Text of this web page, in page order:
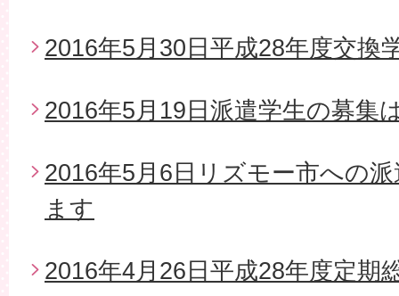
2016年5月30日平成28年度交換
2016年5月19日派遣学生の募集
2016年5月6日リズモー市への
ます
2016年4月26日平成28年度定期